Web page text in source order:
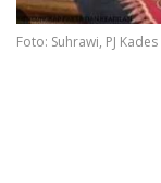
Foto: Suhrawi, PJ